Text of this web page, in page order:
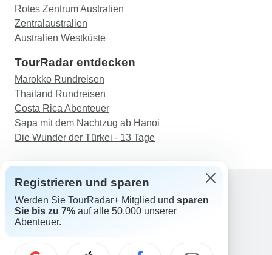
Rotes Zentrum Australien
Zentralaustralien
Australien Westküste
TourRadar entdecken
Marokko Rundreisen
Thailand Rundreisen
Costa Rica Abenteuer
Sapa mit dem Nachtzug ab Hanoi
Die Wunder der Türkei - 13 Tage
Support
Kontakt
Registrieren und sparen
Werden Sie TourRadar+ Mitglied und sparen
Sie bis zu 7% auf alle 50.000 unserer
Abenteuer.